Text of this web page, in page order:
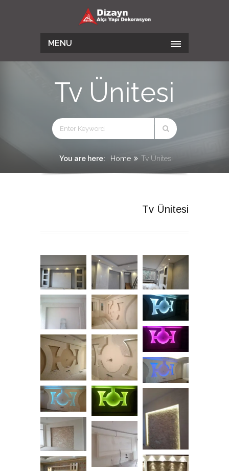
MENU
Tv Ünitesi
You are here: Home Tv Ünitesi
Tv Ünitesi